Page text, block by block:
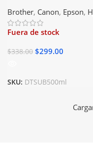
Epson Canon Brother Hp
Brother, Canon, Epson,
Fuera de stock
$338.00 $299.00
SKU: DTSUB500ml